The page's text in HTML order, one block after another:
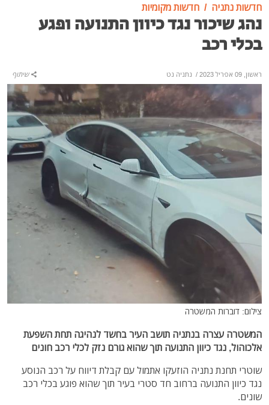
חדשות נתניה חדשות מקומיות
נהג שיכור נגד כיוון התנועה ופגע
בכלי רכב
ראשון, 09 אפריל 2023 / נתניה נט שיתוף
צילום: דוברות המשטרה
המשטרה עצרה בנתניה תושב העיר בחשד לנהיגה תחת השפעת
אלכוהול, נגד כיוון התנועה תוך שהוא גורם נזק לכלי רכב חונים
שוטרי תחנת נתניה הוזעקו אתמול עם קבלת דיווח על רכב הנוסע
נגד כיוון התנועה ברחוב חד סטרי בעיר תוך שהוא פוגע בכלי רכב
שונים.